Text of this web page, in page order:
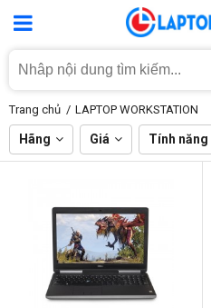
Trang chủ LAPTOP WORKSTATION
Hãng Giá Tính năng